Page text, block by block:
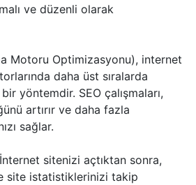
ve düzenli olarak
Motoru Optimizasyonu), internet
daha üst sıralarda
bir yöntemdir. SEO çalışmaları,
artırır ve daha fazla
sağlar.
İnternet sitenizi açtıktan sonra,
site istatistiklerinizi takip